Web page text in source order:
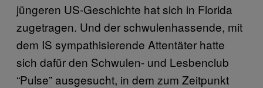
jüngeren US-Geschichte hat sich in Florida
zugetragen. Und der schwulenhassende, mit
dem IS sympathisierende Attentäter hatte
sich dafür den Schwulen- und Lesbenclub
“Pulse” ausgesucht, in dem zum Zeitpunkt